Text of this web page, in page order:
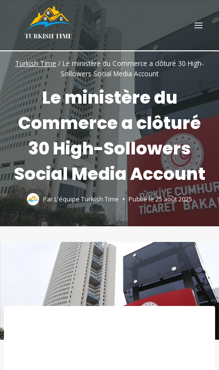
content
Turkish Time / Le ministère du Commerce a clôturé 30 High-
Sollowers Social Media Account
Le ministère du
Commerce a clôturé
30 High-Sollowers
Social Media Account
ParL'équipe Turkish Time Publié le25 août 2025